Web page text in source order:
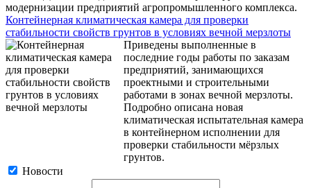
модернизации предприятий агропромышленного комплекса.
Контейнерная климатическая камера для проверки
стабильности свойств грунтов в условиях вечной мерзлоты
Приведены выполненные в
последние годы работы по заказам
предприятий, занимающихся
проектными и строительными
работами в зонах вечной мерзлоты.
Подробно описана новая
климатическая испытательная камера
в контейнерном исполнении для
проверки стабильности мёрзлых
грунтов.
Новости